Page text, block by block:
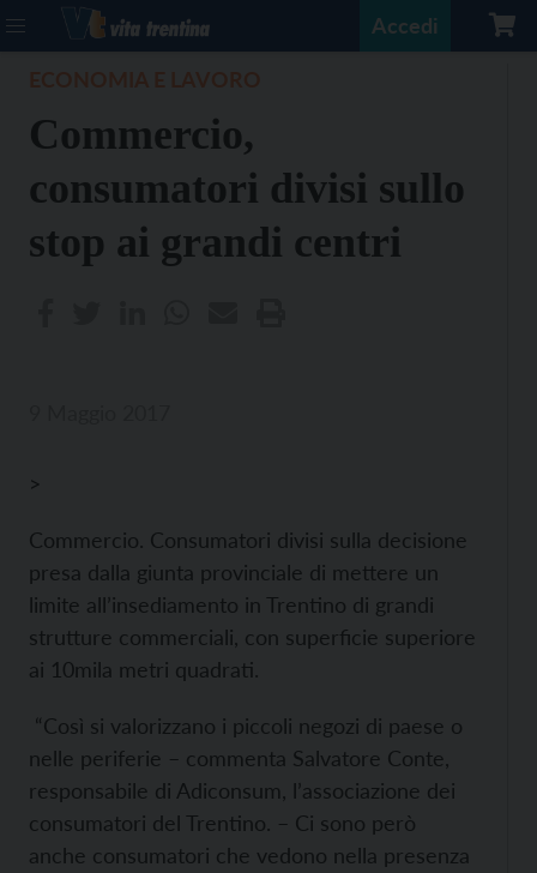
Accedi
Commercio,
consumatori divisi sullo
stop ai grandi centri
>
Commercio. Consumatori divisi sulla decisione
presa dalla giunta provinciale di mettere un
limite all’insediamento in Trentino di grandi
strutture commerciali, con superficie superiore
ai 10mila metri quadrati.
“Così si valorizzano i piccoli negozi di paese o
nelle periferie – commenta Salvatore Conte,
responsabile di Adiconsum, l’associazione dei
consumatori del Trentino. – Ci sono però
anche consumatori che vedono nella presenza